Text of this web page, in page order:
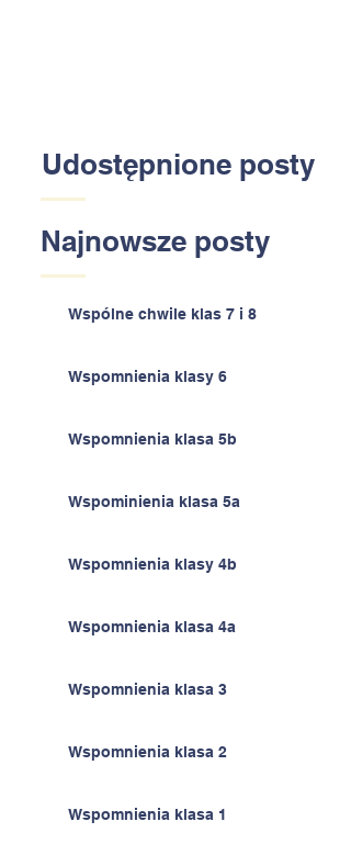
Udostępnione posty
Najnowsze posty
Wspólne chwile klas 7 i 8
Wspomnienia klasy 6
Wspomnienia klasa 5b
Wspominienia klasa 5a
Wspomnienia klasy 4b
Wspomnienia klasa 4a
Wspomnienia klasa 3
Wspomnienia klasa 2
Wspomnienia klasa 1